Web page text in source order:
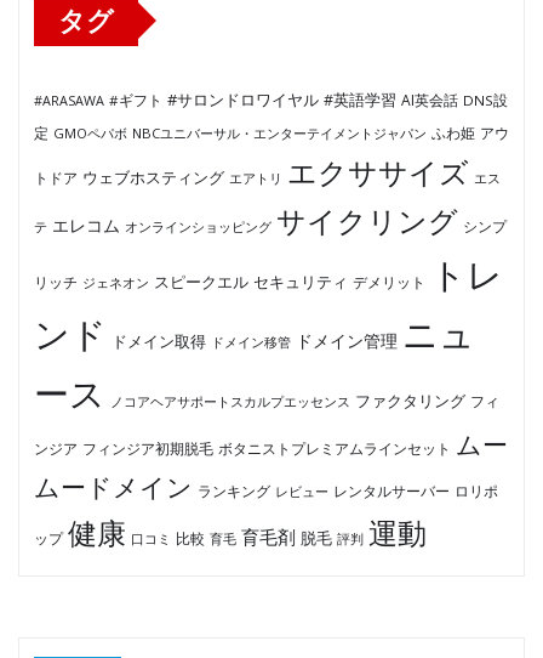
タグ
#ARASAWA #ギフト #サロンドロワイヤル #英語学習 AI英会話 DNS設
定 GMOペパボ NBCユニバーサル・エンターテイメントジャパン ふわ姫 アウ
トドア ウェブホスティング エアトリ エクササイズ エス
テ エレコム オンラインショッピング サイクリング シンプ
リッチ ジェネオン スピークエル セキュリティ デメリット
トレ
ンド
ドメイン取得 ドメイン移管 ドメイン管理 ニュ
ース
ノコアヘアサポートスカルプエッセンス ファクタリング フィ
ンジア フィンジア初期脱毛 ボタニストプレミアムラインセット ムー
ムードメイン ランキング レビュー レンタルサーバー ロリポ
ップ 健康 口コミ 比較 育毛 育毛剤 脱毛 評判 運動